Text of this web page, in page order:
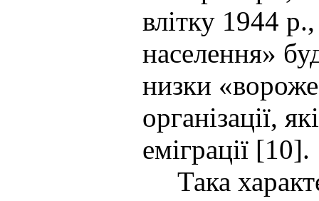
влітку 1944
населення»
низки
організації,
еміграції [10].
Така